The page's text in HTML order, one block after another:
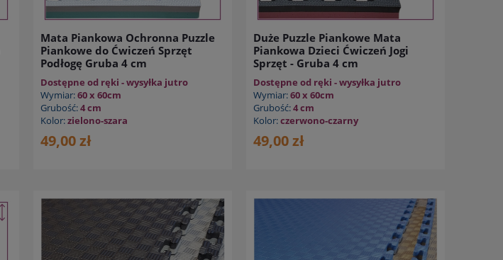
Mata Piankowa Ochronna Puzzle
Piankowe do Ćwiczeń Sprzęt
Podłogę Gruba 4 cm
Dostępne od ręki - wysyłka jutro
Wymiar:60 x 60cm
Grubość:4 cm
Kolor:zielono-szara
49,00 zł
Duże Puzzle Piankowe Mata
Piankowa Dzieci Ćwiczeń Jogi
Sprzęt - Gruba 4 cm
Dostępne od ręki - wysyłka jutro
Wymiar:60 x 60cm
Grubość:4 cm
Kolor:czerwono-czarny
49,00 zł